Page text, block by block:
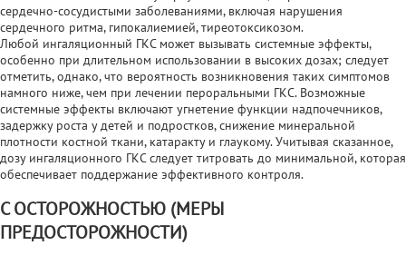
сердечно-сосудистыми заболеваниями, включая нарушения
сердечного ритма, гипокалиемией, тиреотоксикозом.
Любой ингаляционный ГКС может вызывать системные эффекты,
особенно при длительном использовании в высоких дозах; следует
отметить, однако, что вероятность возникновения таких симптомов
намного ниже, чем при лечении пероральными ГКС. Возможные
системные эффекты включают угнетение функции надпочечников,
задержку роста у детей и подростков, снижение минеральной
плотности костной ткани, катаракту и глаукому. Учитывая сказанное,
дозу ингаляционного ГКС следует титровать до минимальной, которая
обеспечивает поддержание эффективного контроля.
С ОСТОРОЖНОСТЬЮ (МЕРЫ
ПРЕДОСТОРОЖНОСТИ)